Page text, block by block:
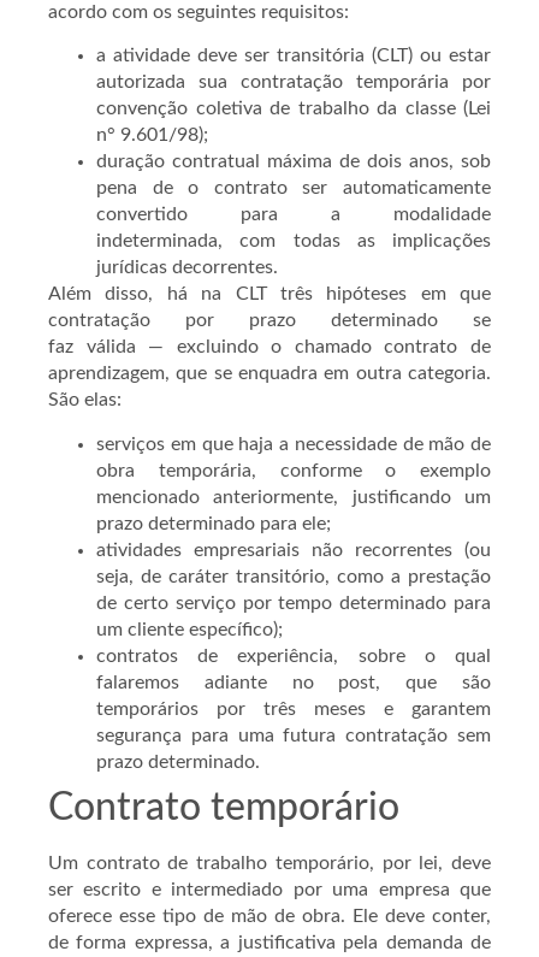
acordo com os seguintes requisitos:
a atividade deve ser transitória (CLT) ou estar
autorizada sua contratação temporária por
convenção coletiva de trabalho da classe (Lei
n° 9.601/98);
duração contratual máxima de dois anos, sob
pena de o contrato ser automaticamente
convertido para a modalidade
indeterminada, com todas as implicações
jurídicas decorrentes.
Além disso, há na CLT três hipóteses em que
contratação por prazo determinado se
faz válida — excluindo o chamado contrato de
aprendizagem, que se enquadra em outra categoria.
São elas:
serviços em que haja a necessidade de mão de
obra temporária, conforme o exemplo
mencionado anteriormente, justificando um
prazo determinado para ele;
atividades empresariais não recorrentes (ou
seja, de caráter transitório, como a prestação
de certo serviço por tempo determinado para
um cliente específico);
contratos de experiência, sobre o qual
falaremos adiante no post, que são
temporários por três meses e garantem
segurança para uma futura contratação sem
prazo determinado.
Contrato temporário
Um contrato de trabalho temporário, por lei, deve
ser escrito e intermediado por uma empresa que
oferece esse tipo de mão de obra. Ele deve conter,
de forma expressa, a justificativa pela demanda de